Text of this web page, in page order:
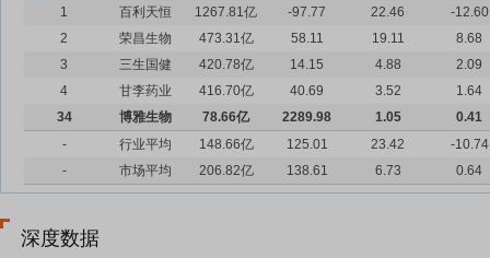
1
百利天恒 1267.81亿 -97.77 22.46
-12.60
2
荣昌生物 473.31亿 58.11 19.11
8.68
3
三生国健 420.78亿 14.15 4.88
2.09
4
甘李药业 416.70亿 40.69 3.52
1.64
34
博雅生物 78.66亿 2289.98 1.05
0.41
-
行业平均 148.66亿 125.01 23.42
-10.74
-
市场平均 206.82亿 138.61 6.73 0.64
深度数据